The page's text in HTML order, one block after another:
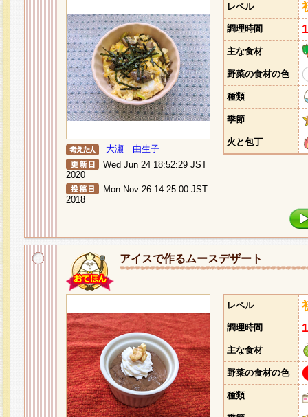
大瀬 由生子
Wed Jun 24 18:52:29 JST
2020
Mon Nov 26 14:25:00 JST
2018
レベル
調理時間
主な食材
野菜の食材の色
種類
季節
火と包丁
アイスで作るムースデザート
レベル
調理時間
主な食材
野菜の食材の色
種類